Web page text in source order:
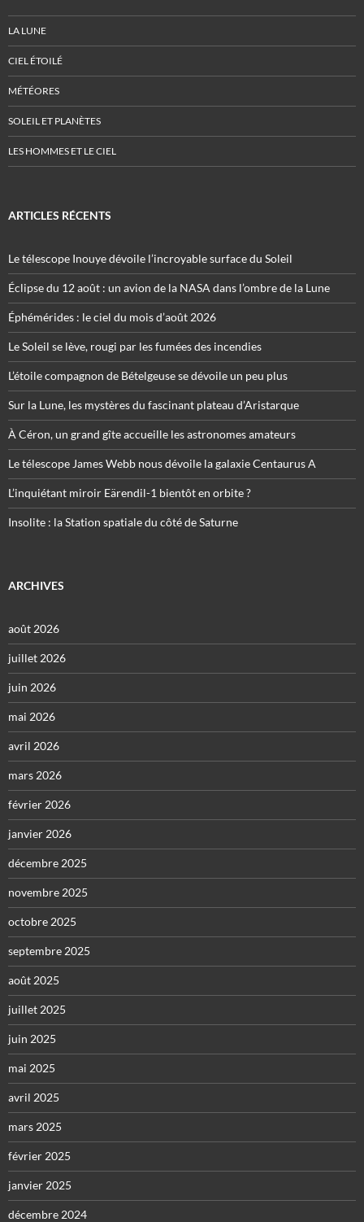
LA LUNE
CIEL ÉTOILÉ
MÉTÉORES
SOLEIL ET PLANÈTES
LES HOMMES ET LE CIEL
ARTICLES RÉCENTS
Le télescope Inouye dévoile l’incroyable surface du Soleil
Éclipse du 12 août : un avion de la NASA dans l’ombre de la Lune
Éphémérides : le ciel du mois d’août 2026
Le Soleil se lève, rougi par les fumées des incendies
L’étoile compagnon de Bételgeuse se dévoile un peu plus
Sur la Lune, les mystères du fascinant plateau d’Aristarque
À Céron, un grand gîte accueille les astronomes amateurs
Le télescope James Webb nous dévoile la galaxie Centaurus A
L’inquiétant miroir Eärendil-1 bientôt en orbite ?
Insolite : la Station spatiale du côté de Saturne
ARCHIVES
août 2026
juillet 2026
juin 2026
mai 2026
avril 2026
mars 2026
février 2026
janvier 2026
décembre 2025
novembre 2025
octobre 2025
septembre 2025
août 2025
juillet 2025
juin 2025
mai 2025
avril 2025
mars 2025
février 2025
janvier 2025
décembre 2024